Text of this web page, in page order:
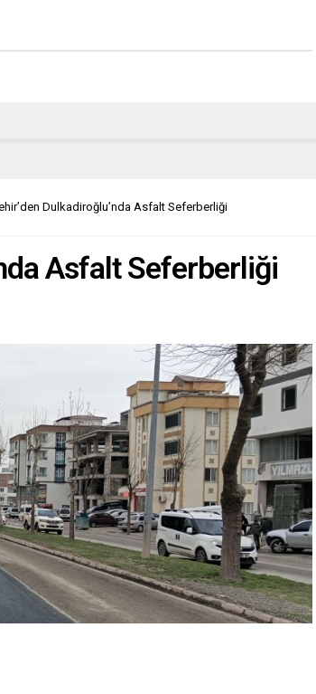
Dulkadiroğlu’nda Asfalt Seferberliği
Asfalt Seferberliği